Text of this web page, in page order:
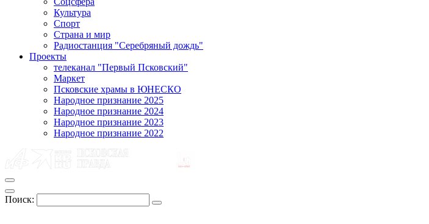
Культура
Спорт
Страна и мир
Радиостанция "Серебряный дождь"
Проекты
телеканал "Первый Псковский"
Маркет
Псковские храмы в ЮНЕСКО
Народное признание 2025
Народное признание 2024
Народное признание 2023
Народное признание 2022
Поиск: